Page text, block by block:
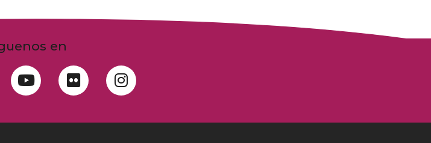
en